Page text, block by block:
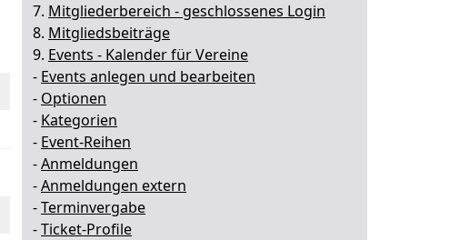
7. Mitgliederbereich - geschlossenes Login
8. Mitgliedsbeiträge
9. Events - Kalender für Vereine
- Events anlegen und bearbeiten
- Optionen
- Kategorien
- Event-Reihen
-Anmeldungen
-Anmeldungen extern
-Terminvergabe
-Ticket-Profile